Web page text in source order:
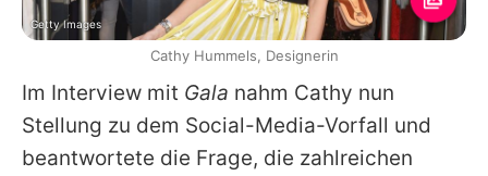
Im Interview mit Gala nahm Cathy nun
Stellung zu dem Social-Media-Vorfall und
beantwortete die Frage, die zahlreichen
Getty Images
Cathy Hummels, Designerin